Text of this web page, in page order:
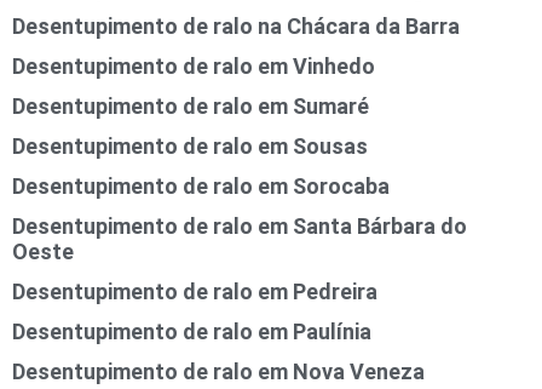
Desentupimento de ralo na Chácara da Barra
Desentupimento de ralo em Vinhedo
Desentupimento de ralo em Sumaré
Desentupimento de ralo em Sousas
Desentupimento de ralo em Sorocaba
Desentupimento de ralo em Santa Bárbara do
Oeste
Desentupimento de ralo em Pedreira
Desentupimento de ralo em Paulínia
Desentupimento de ralo em Nova Veneza